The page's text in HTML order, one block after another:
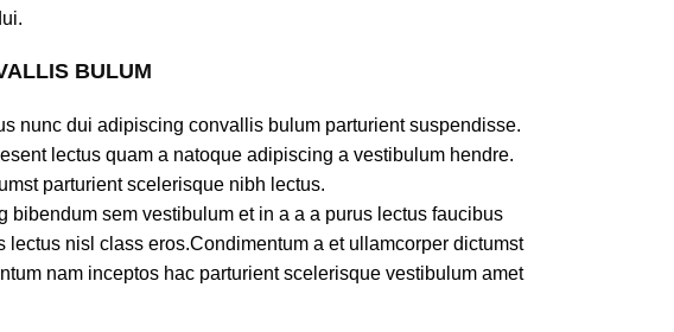
BULUM
nunc dui adipiscing convallis bulum parturient suspendisse.
lectus quam a natoque adipiscing a vestibulum hendre.
parturient scelerisque nibh lectus.
bibendum sem vestibulum et in a a a purus lectus faucibus
lectus nisl class eros.Condimentum a et ullamcorper dictumst
nam inceptos hac parturient scelerisque vestibulum amet